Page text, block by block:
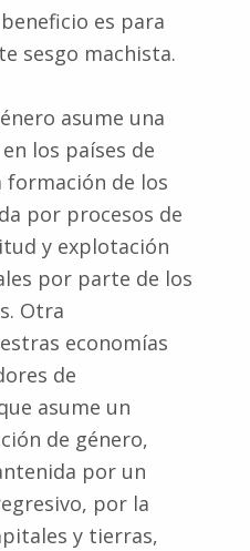
es para
sesgo machista.
asume una
los países de
formación de los
por procesos de
y explotación
por parte de los
Otra
economías
de
asume un
de género,
por un
por la
y tierras,